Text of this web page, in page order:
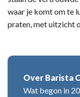
waar je komt om te
praten, met uitzicht
Over Barista
Wat begon in